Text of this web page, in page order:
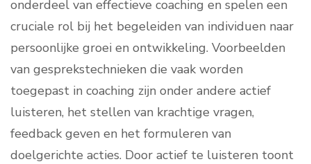
onderdeel van effectieve coaching en spelen een
cruciale rol bij het begeleiden van individuen naar
persoonlijke groei en ontwikkeling. Voorbeelden
van gesprekstechnieken die vaak worden
toegepast in coaching zijn onder andere actief
luisteren, het stellen van krachtige vragen,
feedback geven en het formuleren van
doelgerichte acties. Door actief te luisteren toont